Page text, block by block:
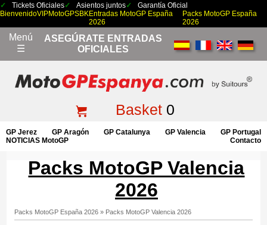
Tickets Oficiales Asientos juntos
Garantía Oficial
BienvenidoVIPMotoGPSBKEntradas MotoGP España
2026
Packs MotoGP España
2026
Menú
☰
ASEGÚRATE ENTRADAS
OFICIALES
Basket0
GP Jerez GP Aragón GP Catalunya GP Valencia
GP Portugal
NOTICIAS MotoGP
Contacto
Packs MotoGP Valencia
2026
Packs MotoGP España 2026» Packs MotoGP Valencia 2026